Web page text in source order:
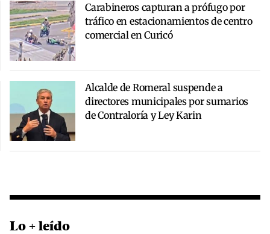
Carabineros capturan a prófugo por
tráfico en estacionamientos de centro
comercial en Curicó
Alcalde de Romeral suspende a
directores municipales por sumarios
de Contraloría y Ley Karin
Lo + leído